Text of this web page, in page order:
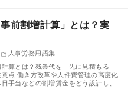
事前割増計算」とは？実
人事労務用語集
算とは？残業代を「先に見積もる」
点 働き方改革や人件費管理の高度化
手当などの割増賃金をどう設計し、